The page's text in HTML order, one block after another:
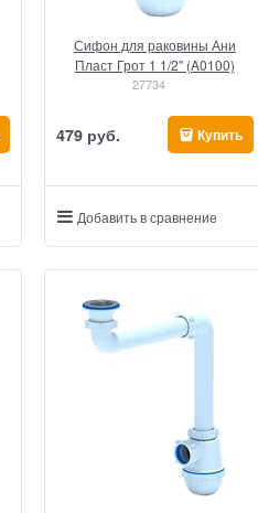
Сифон для раковины Ани
Пласт Грот 1 1/2" (A0100)
27734
479 руб. Купить
Добавить в сравнение